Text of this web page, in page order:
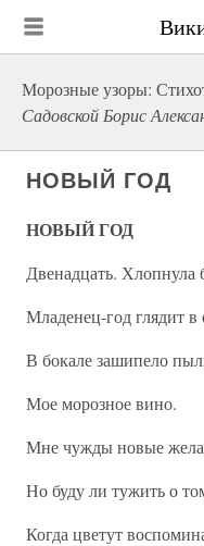
Морозные узоры:
Садовской Борис
НОВЫЙ ГОД
НОВЫЙ ГОД
Двенадцать. Хлопнула
Младенец-год глядит в
В бокале зашипело
Мое морозное вино.
Мне чужды новые
Но буду ли тужить о
Когда цветут